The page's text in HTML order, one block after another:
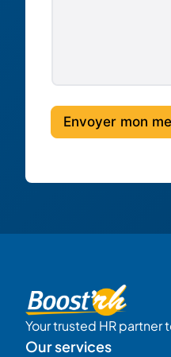
Envoyer mon
Your trusted HR partner
Our services